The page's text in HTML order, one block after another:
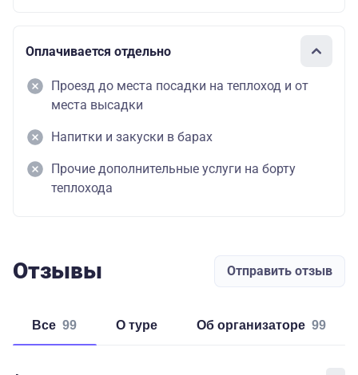
Оплачивается отдельно
Проезд до места посадки на теплоход и от
места высадки
Напитки и закуски в барах
Прочие дополнительные услуги на борту
теплохода
Отзывы Отправить отзыв
Все 99 о туре об организаторе 99